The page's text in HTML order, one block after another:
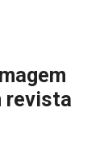
revista